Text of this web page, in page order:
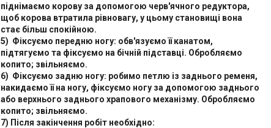
піднімаємо корову за допомогою черв'ячного редуктора,
щоб корова втратила рівновагу, у цьому становищі вона
стає більш спокійною.
5) Фіксуємо передню ногу: обв'язуємо її канатом,
підтягуємо та фіксуємо на бічній підставці. Обробляємо
копито; звільняємо.
6) Фіксуємо задню ногу: робимо петлю із заднього ременя,
накидаємо її на ногу, фіксуємо ногу за допомогою заднього
або верхнього заднього храпового механізму. Обробляємо
копито; звільняємо.
7) Після закінчення робіт необхідно: